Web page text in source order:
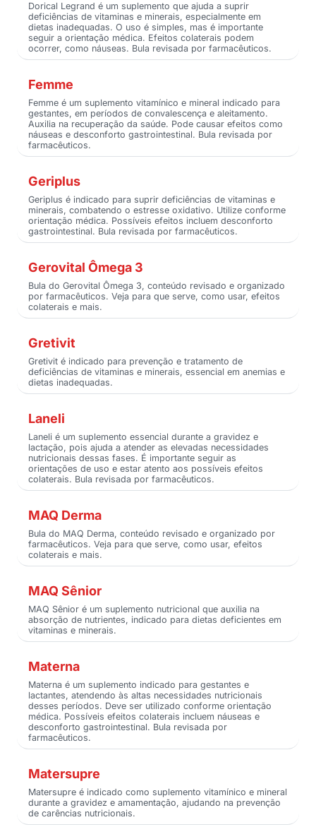
Dorical Legrand é um suplemento que ajuda a suprir
deficiências de vitaminas e minerais, especialmente em
dietas inadequadas. O uso é simples, mas é importante
seguir a orientação médica. Efeitos colaterais podem
ocorrer, como náuseas. Bula revisada por farmacêuticos.
Femme
Femme é um suplemento vitamínico e mineral indicado para
gestantes, em períodos de convalescença e aleitamento.
Auxilia na recuperação da saúde. Pode causar efeitos como
náuseas e desconforto gastrointestinal. Bula revisada por
farmacêuticos.
Geriplus
Geriplus é indicado para suprir deficiências de vitaminas e
minerais, combatendo o estresse oxidativo. Utilize conforme
orientação médica. Possíveis efeitos incluem desconforto
gastrointestinal. Bula revisada por farmacêuticos.
Gerovital Ômega 3
Bula do Gerovital Ômega 3, conteúdo revisado e organizado
por farmacêuticos. Veja para que serve, como usar, efeitos
colaterais e mais.
Gretivit
Gretivit é indicado para prevenção e tratamento de
deficiências de vitaminas e minerais, essencial em anemias e
dietas inadequadas.
Laneli
Laneli é um suplemento essencial durante a gravidez e
lactação, pois ajuda a atender as elevadas necessidades
nutricionais dessas fases. É importante seguir as
orientações de uso e estar atento aos possíveis efeitos
colaterais. Bula revisada por farmacêuticos.
MAQ Derma
Bula do MAQ Derma, conteúdo revisado e organizado por
farmacêuticos. Veja para que serve, como usar, efeitos
colaterais e mais.
MAQ Sênior
MAQ Sênior é um suplemento nutricional que auxilia na
absorção de nutrientes, indicado para dietas deficientes em
vitaminas e minerais.
Materna
Materna é um suplemento indicado para gestantes e
lactantes, atendendo às altas necessidades nutricionais
desses períodos. Deve ser utilizado conforme orientação
médica. Possíveis efeitos colaterais incluem náuseas e
desconforto gastrointestinal. Bula revisada por
farmacêuticos.
Matersupre
Matersupre é indicado como suplemento vitamínico e mineral
durante a gravidez e amamentação, ajudando na prevenção
de carências nutricionais.